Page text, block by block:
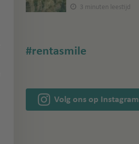
3 minuten leestijd
#rentasmile
Volg ons op Instagram